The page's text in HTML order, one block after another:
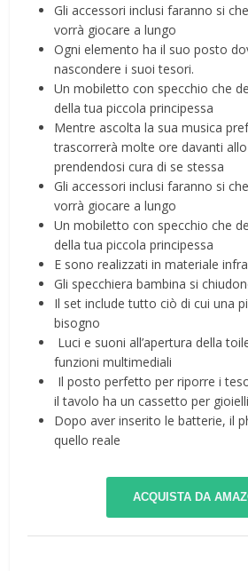
Gli accessori inclusi faranno si
vorrà giocare a lungo
Ogni elemento ha il suo posto
nascondere i suoi tesori.
Un mobiletto con specchio che
della tua piccola principessa
Mentre ascolta la sua musica
trascorrerà molte ore davanti
prendendosi cura di se stessa
Gli accessori inclusi faranno si
vorrà giocare a lungo
Un mobiletto con specchio che
della tua piccola principessa
E sono realizzati in materiale
Gli specchiera bambina si
Il set include tutto ciò di cui una
bisogno
Luci e suoni all’apertura della
funzioni multimediali
Il posto perfetto per riporre i
il tavolo ha un cassetto per
Dopo aver inserito le batterie, il
quello reale
ACQUISTA DA